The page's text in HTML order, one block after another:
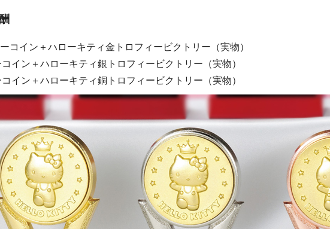
コイン＋ハローキティ金トロフィービクトリー（実物）
イン＋ハローキティ銀トロフィービクトリー（実物）
イン＋ハローキティ銅トロフィービクトリー（実物）